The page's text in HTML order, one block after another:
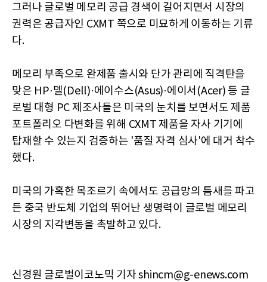
그러나 글로벌 메모리 공급 경색이 길어지면서 시장의
권력은 공급자인 CXMT 쪽으로 미묘하게 이동하는 기류
다.
메모리 부족으로 완제품 출시와 단가 관리에 직격탄을
맞은 HP·델(Dell)·에이수스(Asus)·에이서(Acer) 등 글
로벌 대형 PC 제조사들은 미국의 눈치를 보면서도 제품
포트폴리오 다변화를 위해 CXMT 제품을 자사 기기에
탑재할 수 있는지 검증하는 '품질 자격 심사'에 대거 착수
했다.
미국의 가혹한 목조르기 속에서도 공급망의 틈새를 파고
든 중국 반도체 기업의 뛰어난 생명력이 글로벌 메모리
시장의 지각변동을 촉발하고 있다.
신경원 글로벌이코노믹 기자 shincm@g-enews.com